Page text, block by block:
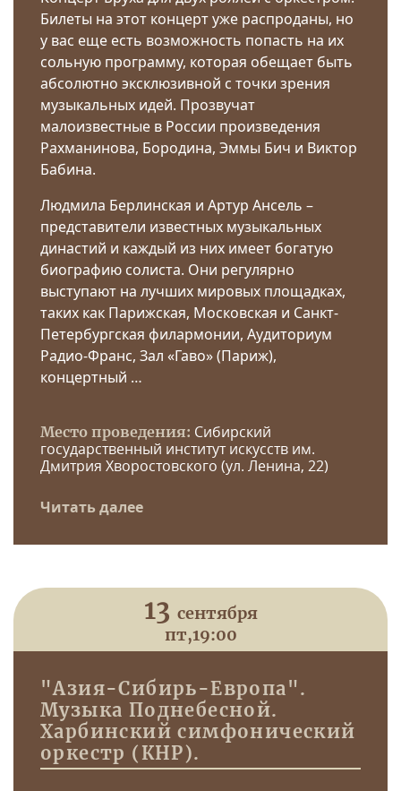
Билеты на этот концерт уже распроданы, но
у вас еще есть возможность попасть на их
сольную программу, которая обещает быть
абсолютно эксклюзивной с точки зрения
музыкальных идей. Прозвучат
малоизвестные в России произведения
Рахманинова, Бородина, Эммы Бич и Виктор
Бабина.
Людмила Берлинская и Артур Ансель –
представители известных музыкальных
династий и каждый из них имеет богатую
биографию солиста. Они регулярно
выступают на лучших мировых площадках,
таких как Парижская, Московская и Санкт-
Петербургская филармонии, Аудиториум
Радио-Франс, Зал «Гаво» (Париж),
концертный …
Место проведения: Сибирский
государственный институт искусств им.
Дмитрия Хворостовского (ул. Ленина, 22)
Читать далее
13 сентября
пт,19:00
"Азия-Сибирь-Европа".
Музыка Поднебесной.
Харбинский симфонический
оркестр (КНР).